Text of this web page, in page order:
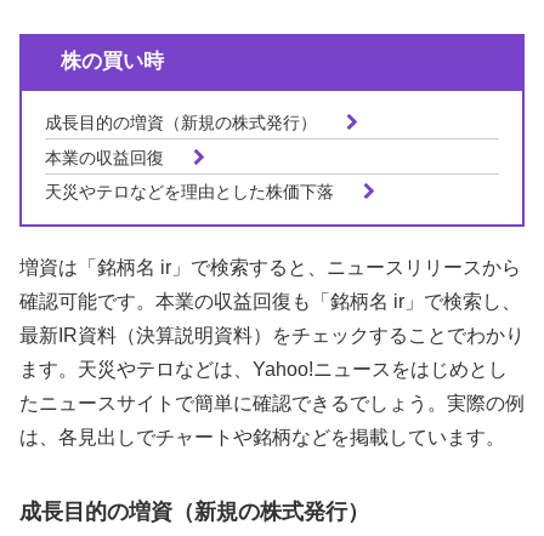
株の買い時
成長目的の増資（新規の株式発行）
本業の収益回復
天災やテロなどを理由とした株価下落
増資は「銘柄名 ir」で検索すると、ニュースリリースから
確認可能です。本業の収益回復も「銘柄名 ir」で検索し、
最新IR資料（決算説明資料）をチェックすることでわかり
ます。天災やテロなどは、Yahoo!ニュースをはじめとし
たニュースサイトで簡単に確認できるでしょう。実際の例
は、各見出しでチャートや銘柄などを掲載しています。
成長目的の増資（新規の株式発行）